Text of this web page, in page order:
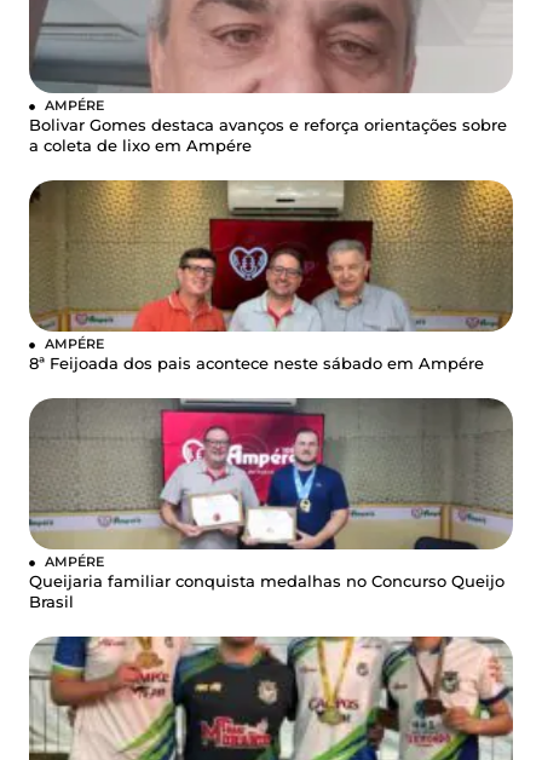
AMPÉRE
Bolivar Gomes destaca avanços e reforça orientações sobre
a coleta de lixo em Ampére
AMPÉRE
8ª Feijoada dos pais acontece neste sábado em Ampére
AMPÉRE
Queijaria familiar conquista medalhas no Concurso Queijo
Brasil